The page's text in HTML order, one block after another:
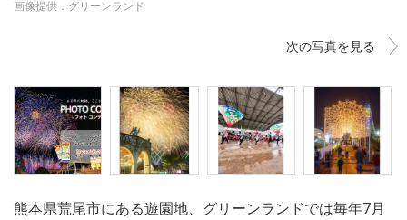
画像提供：グリーンランド
次の写真を見る
熊本県荒尾市にある遊園地、グリーンランドでは毎年7月